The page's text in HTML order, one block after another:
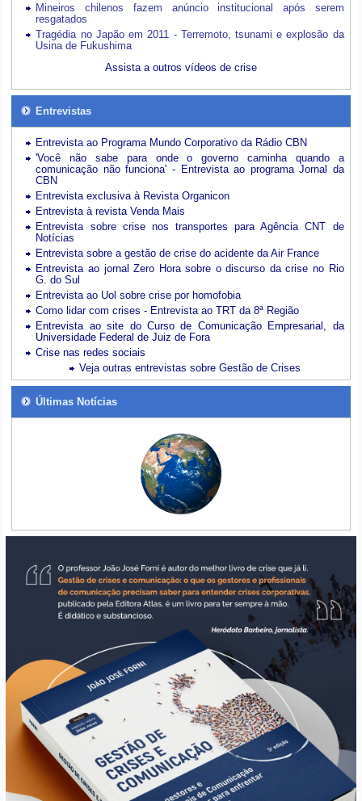
Mineiros chilenos fazem anúncio institucional após serem
resgatados
Tragédia no Japão em 2011 - Terremoto, tsunami e explosão da
Usina de Fukushima
Assista a outros vídeos de crise
Entrevistas
Entrevista ao Programa Mundo Corporativo da Rádio CBN
'Você não sabe para onde o governo caminha quando a
comunicação não funciona' - Entrevista ao programa Jornal da
CBN
Entrevista exclusiva à Revista Organicon
Entrevista à revista Venda Mais
Entrevista sobre crise nos transportes para Agência CNT de
Notícias
Entrevista sobre a gestão de crise do acidente da Air France
Entrevista ao jornal Zero Hora sobre o discurso da crise no Rio
G. do Sul
Entrevista ao Uol sobre crise por homofobia
Como lidar com crises - Entrevista ao TRT da 8ª Região
Entrevista ao site do Curso de Comunicação Empresarial, da
Universidade Federal de Juiz de Fora
Crise nas redes sociais
Veja outras entrevistas sobre Gestão de Crises
Últimas Notícias